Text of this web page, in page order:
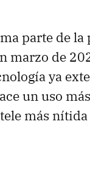
parte de
marzo de
ya
un uso
más